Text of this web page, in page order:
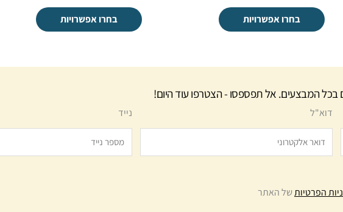
בחרו אפשרויות בחרו אפשרויות
בכל המבצעים. אל תפספסו - הצטרפו עוד היום!
דוא"ל נייד
הפרטיותשל האתר